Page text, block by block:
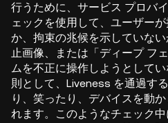
行うために、サービス プロバ
ェックを使用して、ユーザー
か、拘束の兆候を示していな
止画像、または「ディープ フ
ムを不正に操作しようとして
則として、Liveness を通過す
り、笑ったり、デバイスを動
れます。このようなチェック